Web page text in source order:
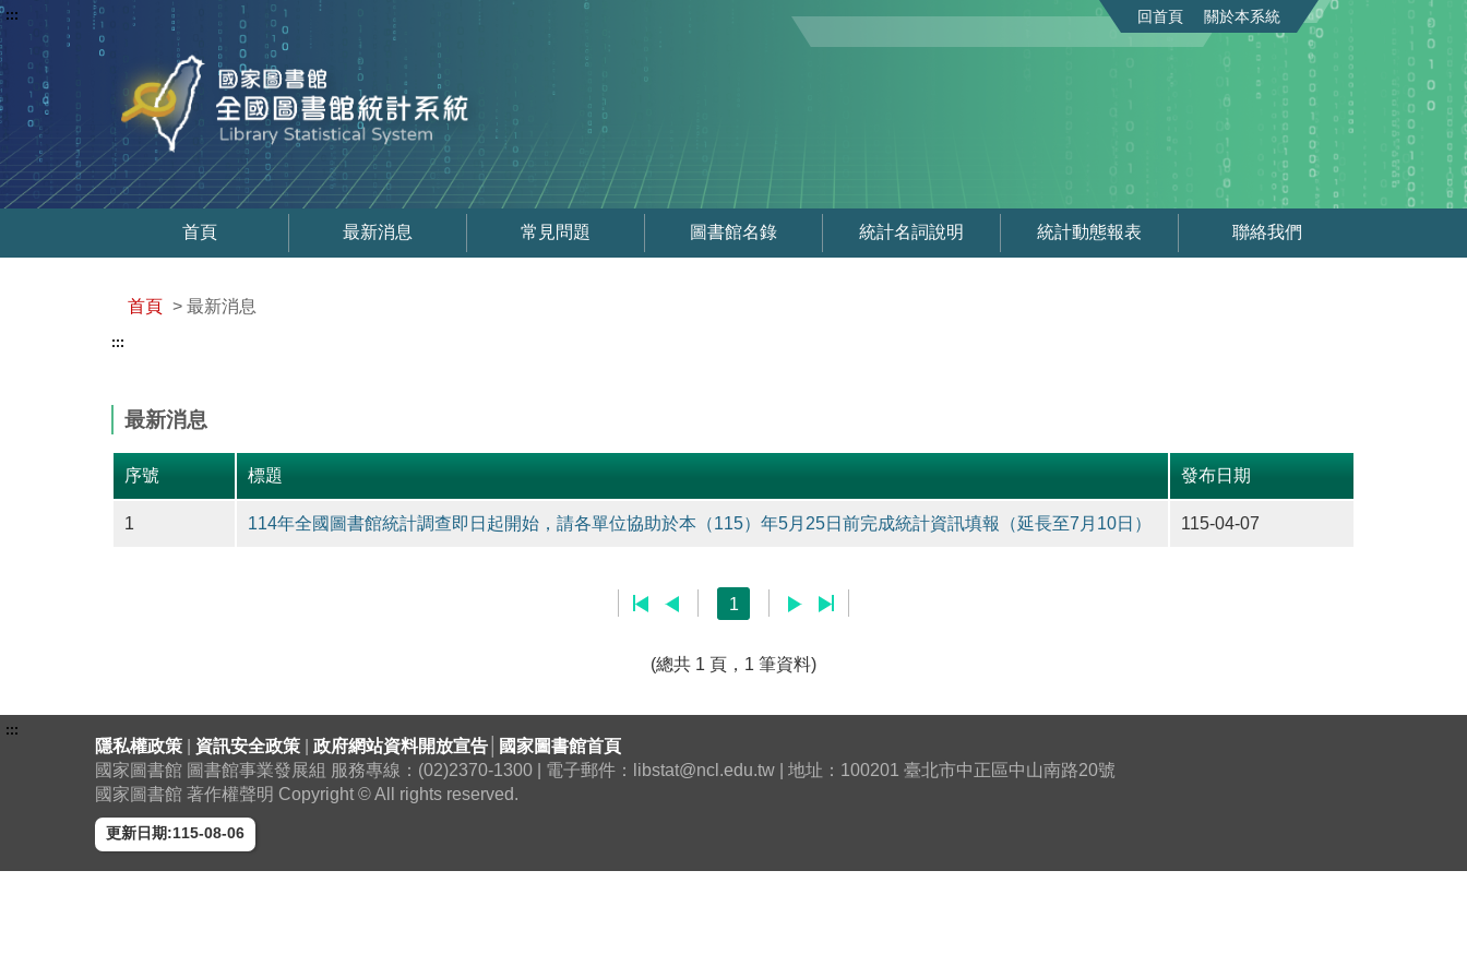
::: 回首頁 關於本系統
首頁 最新消息 常見問題 圖書館名錄 統計名詞說明 統計動態報表 聯絡我們
首頁 > 最新消息
:::
最新消息
序號 標題 發布日期
1 114年全國圖書館統計調查即日起開始，請各單位協助於本（115）年5月25日前完成統計資訊填報（延長至7月10日） 115-04-07
1
(總共 1 頁，1 筆資料)
:::
隱私權政策 資訊安全政策 政府網站資料開放宣告
國家圖書館首頁
國家圖書館 圖書館事業發展組 服務專線：(02)2370-1300 | 電子郵件：libstat@ncl.edu.tw | 地址：100201 臺北市中正區中山南路20號
國家圖書館 著作權聲明 Copyright © All rights reserved.
更新日期:115-08-06